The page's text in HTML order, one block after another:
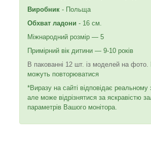
Виробник - Польща
Обхват ладони - 16 см.
Міжнародний розмір — 5
Примірний вік дитини — 9-10 років
В пакованні 12 шт. із моделей на фото.
можуть повторюватися
*Виразу на сайті відповідає реальному
але може відрізнятися за яскравістю
параметрів Вашого монітора.